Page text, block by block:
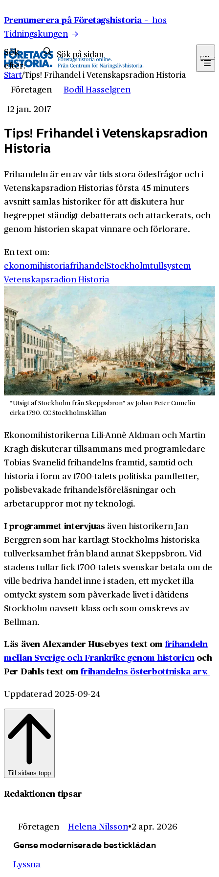
Prenumerera på Företagshistoria – hos
Tidningskungen
Sök
efter:
Sök
Start/Tips! Frihandel i Vetenskapsradion Historia
Företagen
Bodil Hasselgren
12 jan. 2017
Tips! Frihandel i Vetenskapsradion
Historia
Frihandeln är en av vår tids stora ödesfrågor och i
Vetenskapsradion Historias första 45 minuters
avsnitt samlas historiker för att diskutera hur
begreppet ständigt debatterats och attackerats, och
genom historien skapat vinnare och förlorare.
En text om:
ekonomihistoriafrihandelStockholmtullsystem
Vetenskapsradion Historia
”Utsigt af Stockholm från Skeppsbron” av Johan Peter Cumelin
cirka 1790. CC Stockholmskällan
Ekonomihistorikerna Lili-Annè Aldman och Martin
Kragh diskuterar tillsammans med programledare
Tobias Svanelid frihandelns framtid, samtid och
historia i form av 1700-talets politiska pamfletter,
polisbevakade frihandelsföreläsningar och
arbetaruppror mot ny teknologi.
I programmet intervjuas även historikern Jan
Berggren som har kartlagt Stockholms historiska
tullverksamhet från bland annat Skeppsbron. Vid
stadens tullar fick 1700-talets svenskar betala om de
ville bedriva handel inne i staden, ett mycket illa
omtyckt system som påverkade livet i dåtidens
Stockholm oavsett klass och som omskrevs av
Bellman.
Läs även Alexander Husebyes text omfrihandeln
mellan Sverige och Frankrike genom historienoch
Per Dahls text omfrihandelns österbottniska arv.
Uppdaterad 2025-09-24
Till sidans topp
Redaktionen tipsar
Företagen Helena Nilsson 2 apr. 2026
Gense moderniserade besticklådan
Lyssna